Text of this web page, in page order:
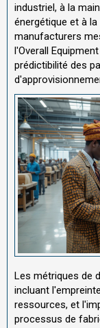
industriel, à la
énergétique et à
manufacturers
l'Overall
prédictibilité des
Les métriques de
incluant
ressources, et
processus de